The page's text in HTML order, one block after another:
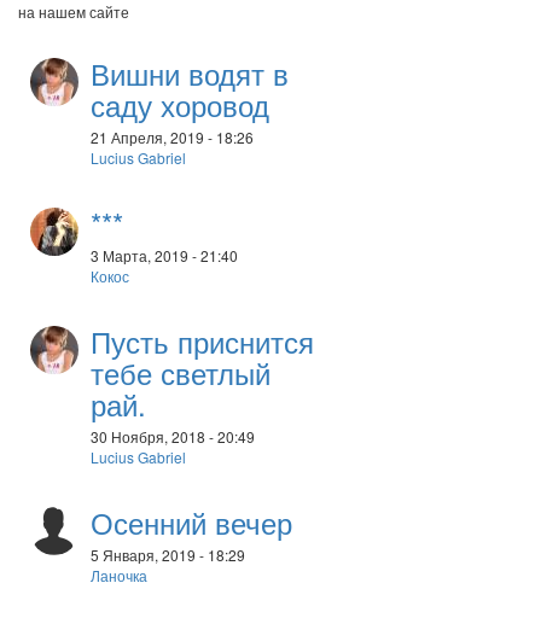
на нашем сайте
Вишни водят в
саду хоровод
21 Апреля, 2019 - 18:26
Lucius Gabriel
***
3 Марта, 2019 - 21:40
Кокос
Пусть приснится
тебе светлый
рай.
30 Ноября, 2018 - 20:49
Lucius Gabriel
Осенний вечер
5 Января, 2019 - 18:29
Ланочка